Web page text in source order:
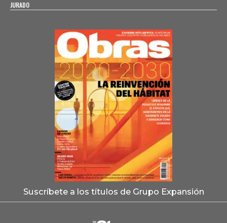
JURADO
Suscríbete a los títulos de Grupo Expansión